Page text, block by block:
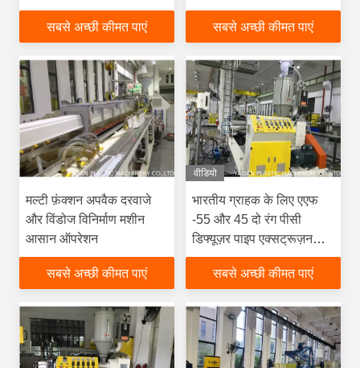
सबसे अच्छी कीमत पाएं
नॉनवॉवन फैब्रिक मशीन 1600
मिमी 2400 मिमी 3200 मिमी
सबसे अच्छी कीमत पाएं
मल्टी फ़ंक्शन अपवैक दरवाजे
और विंडोज विनिर्माण मशीन
आसान ऑपरेशन
सबसे अच्छी कीमत पाएं
वीडियो
भारतीय ग्राहक के लिए एएफ
-55 और 45 दो रंग पीसी
डिफ्यूज़र पाइप एक्सट्रूज़न
मशीन
सबसे अच्छी कीमत पाएं